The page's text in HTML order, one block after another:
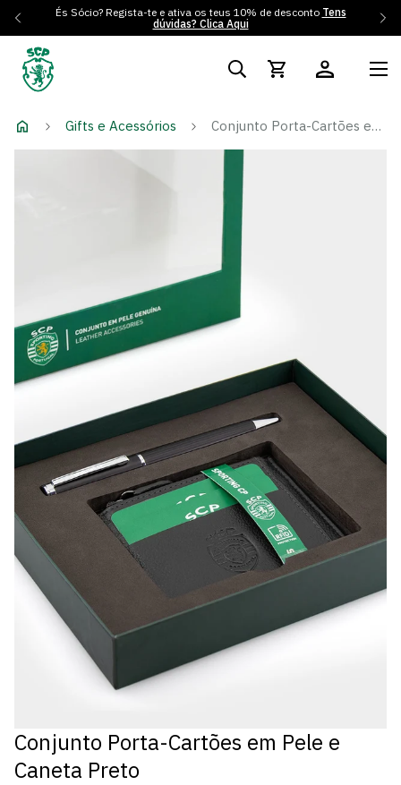
És Sócio? Regista-te e ativa os teus 10% de desconto Tens
dúvidas? Clica Aqui
Gifts e Acessórios Conjunto Porta-Cartões em Pele e Caneta Preto
Conjunto Porta-Cartões em Pele e
Caneta Preto